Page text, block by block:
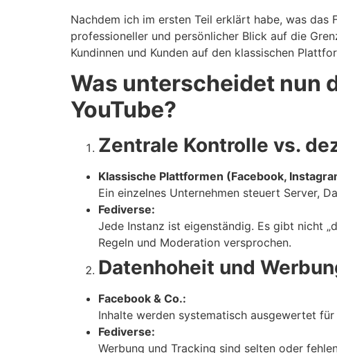
Nachdem ich im ersten Teil erklärt habe, was
professioneller und persönlicher Blick auf die
Kundinnen und Kunden auf den klassischen
Was unterscheidet nun
YouTube?
Zentrale Kontrolle vs.
Klassische Plattformen (Facebook,
Ein einzelnes Unternehmen steuert Server,
Fediverse:
Jede Instanz ist eigenständig. Es gibt nicht
Regeln und Moderation versprochen.
Datenhoheit und
Facebook & Co.:
Inhalte werden systematisch ausgewertet
Fediverse:
Werbung und Tracking sind selten oder